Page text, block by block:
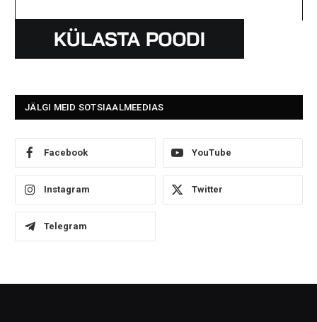
JÄLGI MEID SOTSIAALMEEDIAS
Facebook YouTube
Instagram Twitter
Telegram